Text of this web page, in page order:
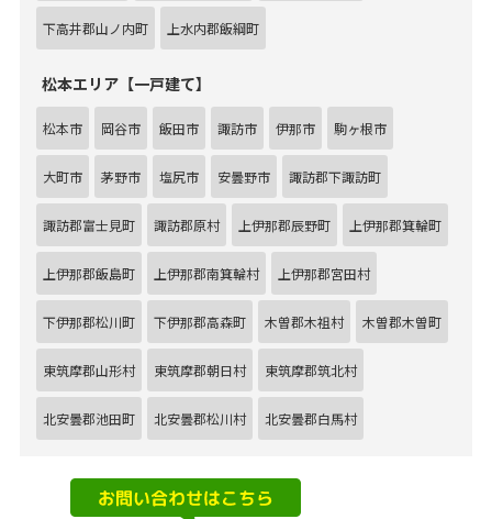
下高井郡山ノ内町 上水内郡飯綱町
松本エリア【一戸建て】
松本市 岡谷市 飯田市 諏訪市 伊那市 駒ヶ根市
大町市 茅野市 塩尻市 安曇野市 諏訪郡下諏訪町
諏訪郡富士見町 諏訪郡原村 上伊那郡辰野町 上伊那郡箕輪町
上伊那郡飯島町 上伊那郡南箕輪村 上伊那郡宮田村
下伊那郡松川町 下伊那郡高森町 木曽郡木祖村 木曽郡木曽町
東筑摩郡山形村 東筑摩郡朝日村 東筑摩郡筑北村
北安曇郡池田町 北安曇郡松川村 北安曇郡白馬村